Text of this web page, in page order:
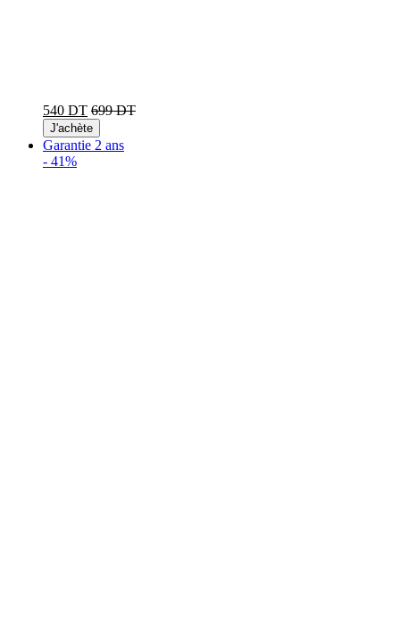
540 DT 699 DT
J'achète
Garantie 2 ans
- 41%